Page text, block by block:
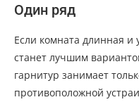
Один ряд
Если комната длинная и
станет лучшим
гарнитур занимает
противоположной